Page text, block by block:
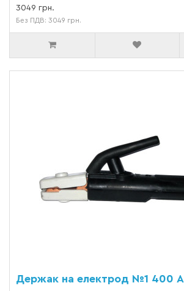
3049 грн.
Без ПДВ: 3049 грн.
Держак на електрод №1 400 А